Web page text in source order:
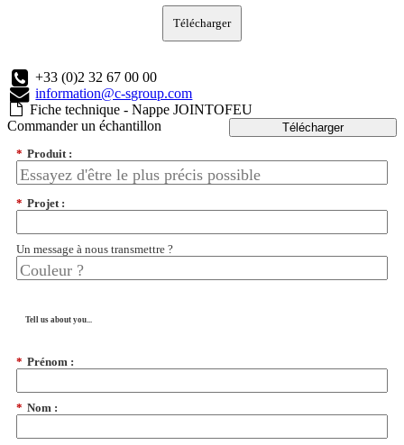
Télécharger
+33 (0)2 32 67 00 00
information@c-sgroup.com
Fiche technique - Nappe JOINTOFEU
Télécharger
Commander un échantillon
* Produit :
* Projet :
Un message à nous transmettre ?
Tell us about you...
* Prénom :
* Nom :